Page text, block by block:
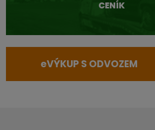
CENÍK
eVÝKUP S ODVOZEM